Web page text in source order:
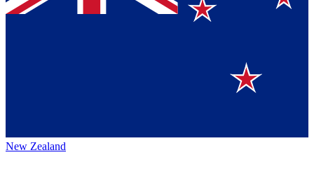
New Zealand